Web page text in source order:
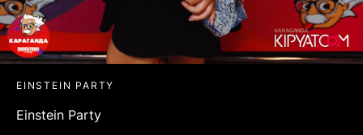
EINSTEIN PARTY
Einstein Party